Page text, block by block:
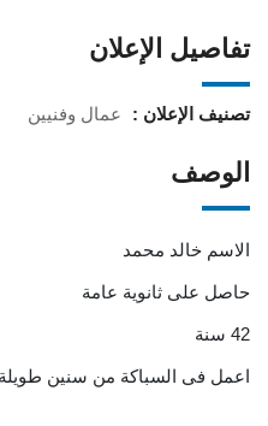
تفاصيل الإعلان
تصنيف الإعلان : عمال وفنيين
الوصف
الاسم خالد محمد
حاصل على ثانوية عامة
42 سنة
اعمل فى السباكة من سنين طويلة